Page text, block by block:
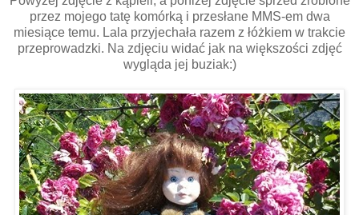
przez mojego tatę komórką i przesłane MMS-em dwa
miesiące temu. Lala przyjechała razem z łóżkiem w trakcie
przeprowadzki. Na zdjęciu widać jak na większości zdjęć
wygląda jej buziak:)